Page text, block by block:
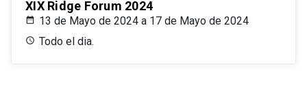
XIX Ridge Forum 2024
13 de Mayo de 2024 a 17 de Mayo de 2024
Todo el dia.